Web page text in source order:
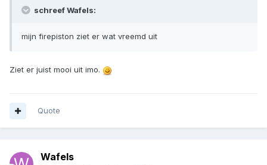
schreef Wafels:
mijn firepiston ziet er wat vreemd uit
Ziet er juist mooi uit imo.
Quote
Wafels